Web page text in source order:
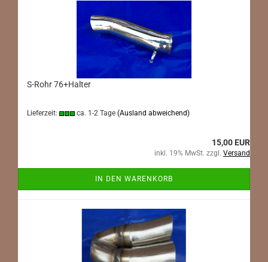
S-Rohr 76+Halter
Lieferzeit: ca. 1-2 Tage (Ausland abweichend)
15,00 EUR
inkl. 19% MwSt. zzgl. Versand
IN DEN WARENKORB